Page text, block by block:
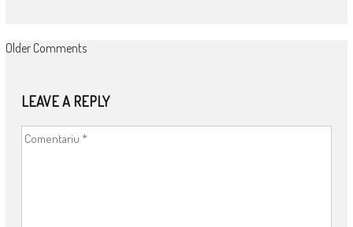
COMMENT
Older Comments
LEAVE A REPLY